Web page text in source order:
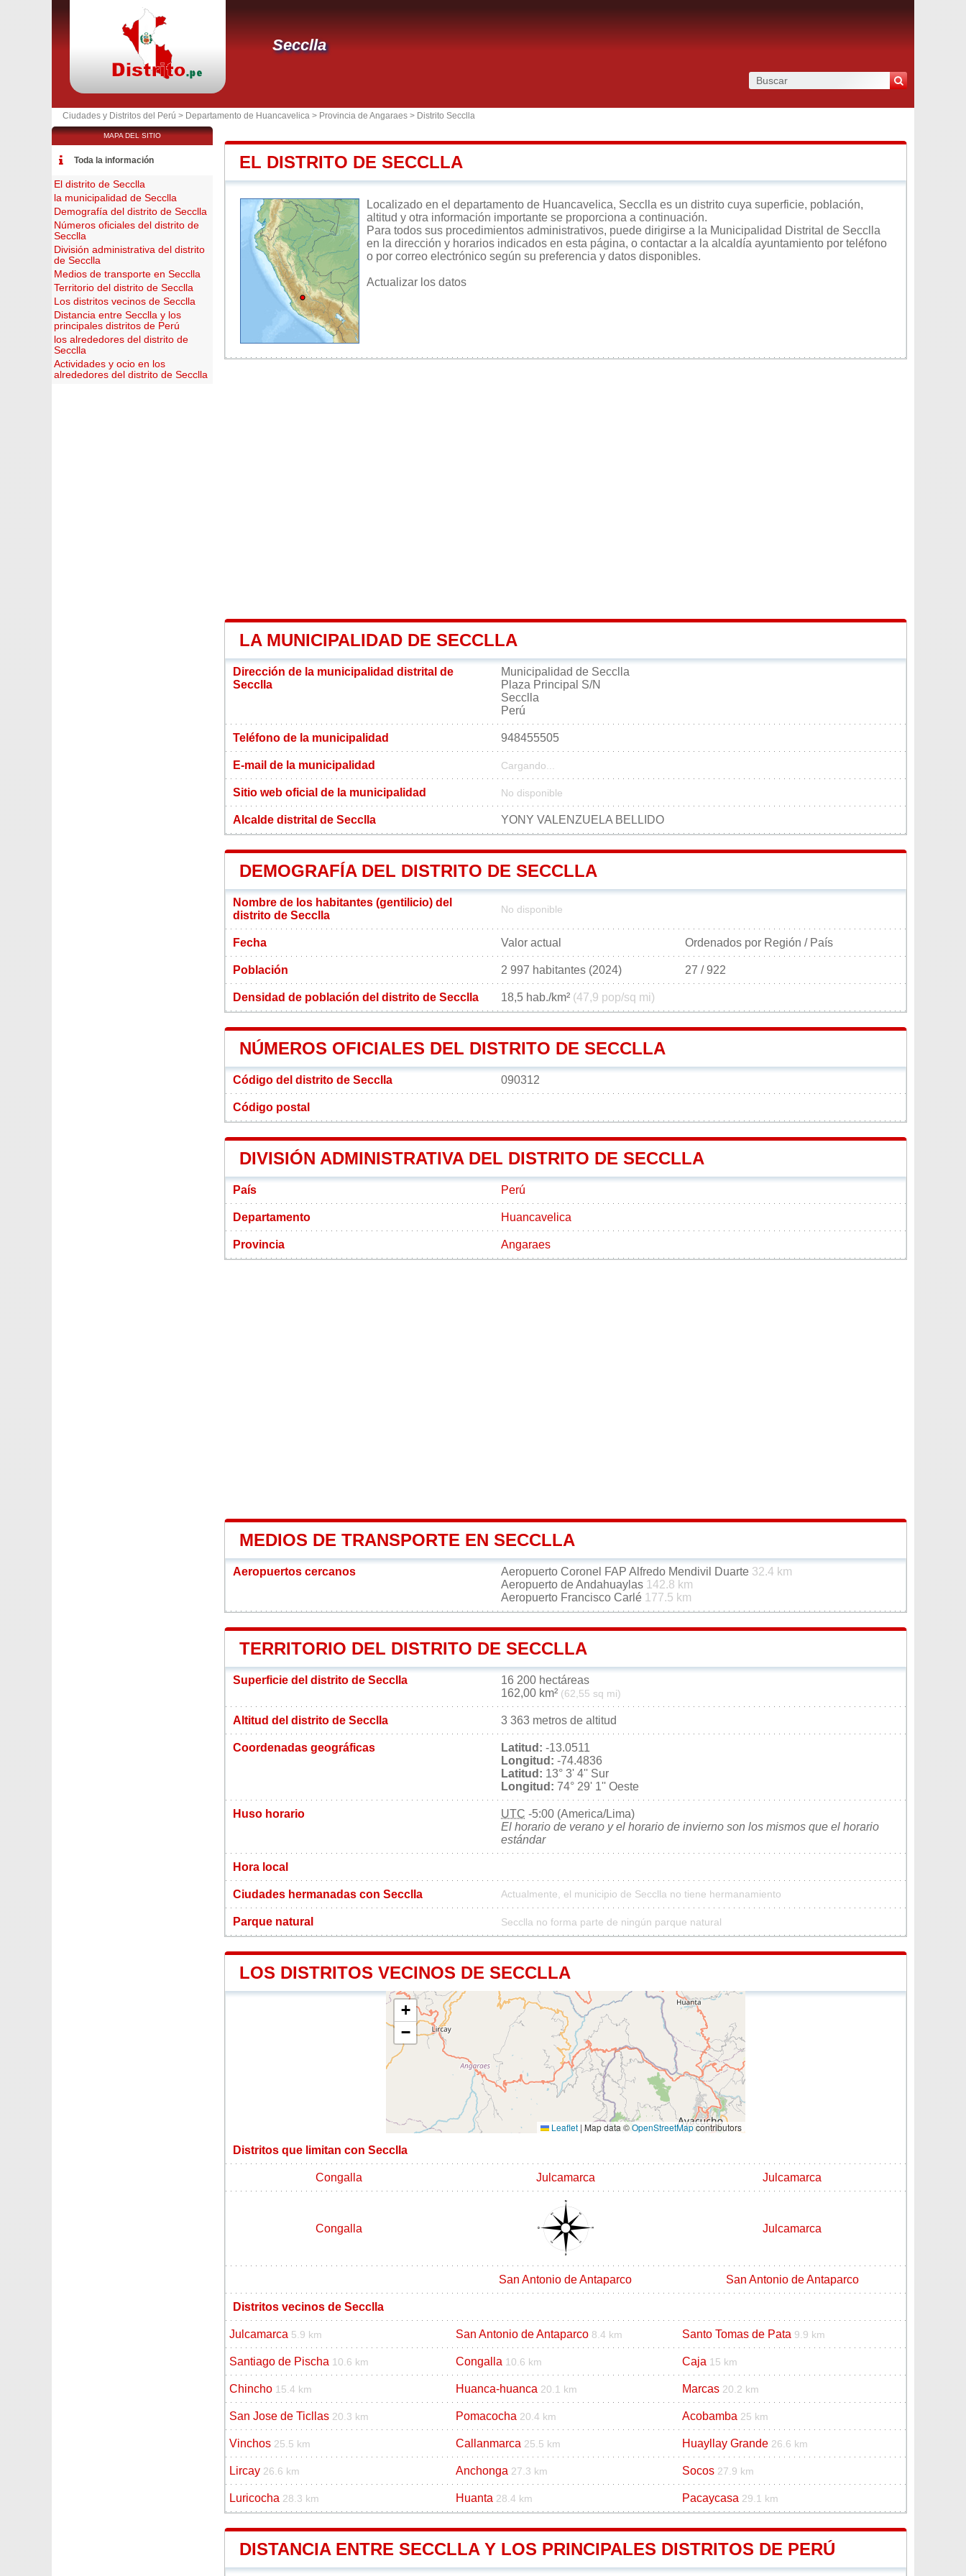
Secclla
Ciudades y Distritos del Perú > Departamento de Huancavelica > Provincia de Angaraes > Distrito Secclla
EL DISTRITO DE SECCLLA
Localizado en el departamento de Huancavelica, Secclla es un distrito cuya superficie, población,
altitud y otra información importante se proporciona a continuación.
Para todos sus procedimientos administrativos, puede dirigirse a la Municipalidad Distrital de Secclla
en la dirección y horarios indicados en esta página, o contactar a la alcaldía ayuntamiento por teléfono
o por correo electrónico según su preferencia y datos disponibles.
Actualizar los datos
LA MUNICIPALIDAD DE SECCLLA
Dirección de la municipalidad distrital de
Secclla
Municipalidad de Secclla
Plaza Principal S/N
Secclla
Perú
Teléfono de la municipalidad 948455505
E-mail de la municipalidad Cargando...
Sitio web oficial de la municipalidad No disponible
Alcalde distrital de Secclla YONY VALENZUELA BELLIDO
DEMOGRAFÍA DEL DISTRITO DE SECCLLA
Nombre de los habitantes (gentilicio) del
distrito de Secclla
No disponible
Fecha Valor actual Ordenados por Región / País
Población 2 997 habitantes (2024) 27 / 922
Densidad de población del distrito de Secclla 18,5 hab./km² (47,9 pop/sq mi)
NÚMEROS OFICIALES DEL DISTRITO DE SECCLLA
Código del distrito de Secclla 090312
Código postal
DIVISIÓN ADMINISTRATIVA DEL DISTRITO DE SECCLLA
País Perú
Departamento Huancavelica
Provincia Angaraes
MEDIOS DE TRANSPORTE EN SECCLLA
Aeropuertos cercanos Aeropuerto Coronel FAP Alfredo Mendivil Duarte 32.4 km
Aeropuerto de Andahuaylas 142.8 km
Aeropuerto Francisco Carlé 177.5 km
TERRITORIO DEL DISTRITO DE SECCLLA
Superficie del distrito de Secclla
16 200 hectáreas
162,00 km² (62,55 sq mi)
Altitud del distrito de Secclla 3 363 metros de altitud
Coordenadas geográficas Latitud: -13.0511
Longitud: -74.4836
Latitud: 13° 3' 4'' Sur
Longitud: 74° 29' 1'' Oeste
Huso horario UTC -5:00 (America/Lima)
El horario de verano y el horario de invierno son los mismos que el horario
estándar
Hora local
Ciudades hermanadas con Secclla Actualmente, el municipio de Secclla no tiene hermanamiento
Parque natural Secclla no forma parte de ningún parque natural
LOS DISTRITOS VECINOS DE SECCLLA
+
−
Leaflet | Map data ©OpenStreetMapcontributors
Distritos que limitan con Secclla
Congalla Julcamarca Julcamarca
Congalla Julcamarca
San Antonio de Antaparco San Antonio de Antaparco
Distritos vecinos de Secclla
Julcamarca 5.9 km San Antonio de Antaparco 8.4 km Santo Tomas de Pata 9.9 km
Santiago de Pischa 10.6 km Congalla 10.6 km Caja 15 km
Chincho 15.4 km Huanca-huanca 20.1 km Marcas 20.2 km
San Jose de Ticllas 20.3 km Pomacocha 20.4 km Acobamba 25 km
Vinchos 25.5 km Callanmarca 25.5 km Huayllay Grande 26.6 km
Lircay 26.6 km Anchonga 27.3 km Socos 27.9 km
Luricocha 28.3 km Huanta 28.4 km Pacaycasa 29.1 km
DISTANCIA ENTRE SECCLLA Y LOS PRINCIPALES DISTRITOS DE PERÚ
MAPA DEL SITIO
Toda la información
El distrito de Secclla
la municipalidad de Secclla
Demografía del distrito de Secclla
Números oficiales del distrito de
Secclla
División administrativa del distrito
de Secclla
Medios de transporte en Secclla
Territorio del distrito de Secclla
Los distritos vecinos de Secclla
Distancia entre Secclla y los
principales distritos de Perú
los alrededores del distrito de
Secclla
Actividades y ocio en los
alrededores del distrito de Secclla